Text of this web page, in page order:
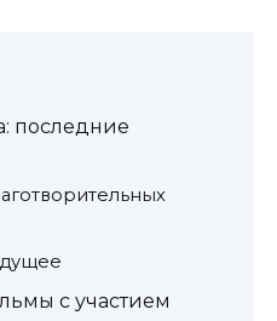
последние
с участием